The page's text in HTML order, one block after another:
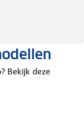
Bekijk deze